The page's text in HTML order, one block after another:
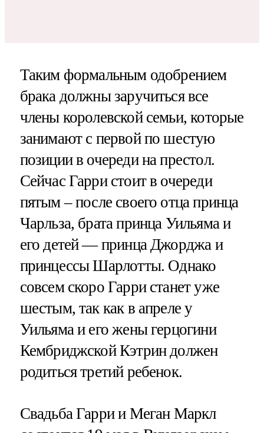
Таким формальным одобрением
брака должны заручиться все
члены королевской семьи, которые
занимают с первой по шестую
позиции в очереди на престол.
Сейчас Гарри стоит в очереди
пятым – после своего отца принца
Чарльза, брата принца Уильяма и
его детей — принца Джорджа и
принцессы Шарлотты. Однако
совсем скоро Гарри станет уже
шестым, так как в апреле у
Уильяма и его жены герцогини
Кембриджской Кэтрин должен
родиться третий ребенок.
Свадьба Гарри и Меган Маркл